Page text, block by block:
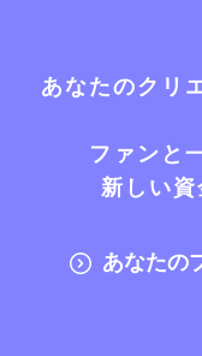
あなたのクリ
ファンと
新しい
あなたの